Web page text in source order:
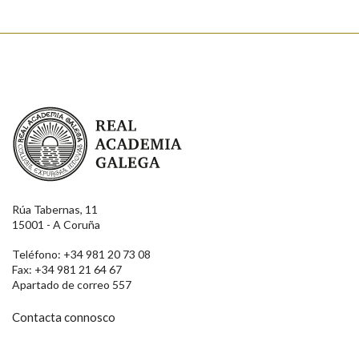
Real Academia Galega
Rúa Tabernas, 11
15001 - A Coruña
Teléfono: +34 981 20 73 08
Fax: +34 981 21 64 67
Apartado de correo 557
Contacta connosco